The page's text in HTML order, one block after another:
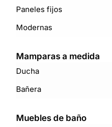
Paneles fijos
Modernas
Mamparas a medida
Ducha
Bañera
Muebles de baño